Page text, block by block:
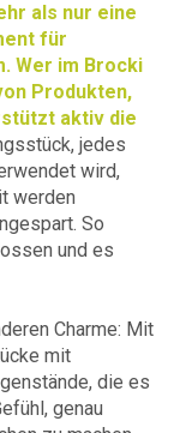
als nur eine
für
Wer im Brocki
Produkten,
aktiv die
jedes
wird,
werden
So
und es
Charme: Mit
mit
die es
genau